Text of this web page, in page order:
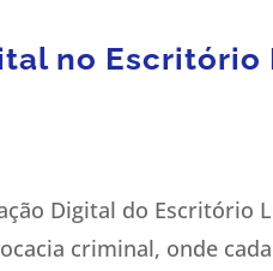
no Escritório
Digital do Escritório
criminal, onde